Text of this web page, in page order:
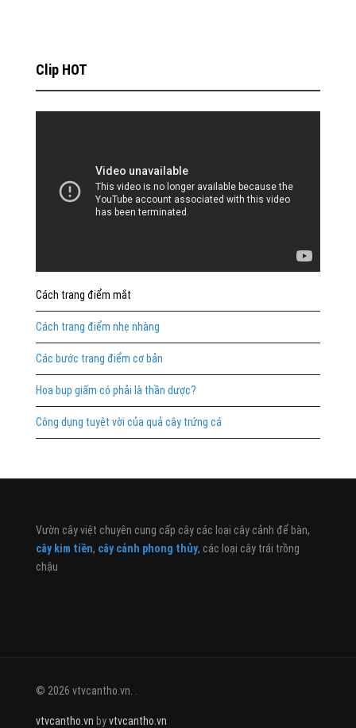
Clip HOT
Cách trang điểm mắt
Cách trang điểm nhẹ nhàng
Các bước trang điểm cơ bản
Hoa bụp giấm có phải là thần dược?
Công dụng tuyệt vời của quả cây trứng cá
Vườn cây việt chuyên cung cấp cây các loại cây cảnh để bàn,
cây kim tiền, cây cảnh phong thủy, các loại cây trái trồng
chậu
© 2026 vtvcantho.vn. .
vtvcantho.vn byvtvcantho.vn